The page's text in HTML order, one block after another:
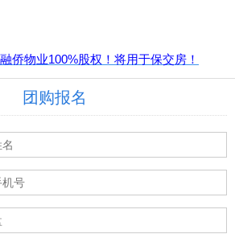
侨物业100%股权！将用于保交房！
团购报名